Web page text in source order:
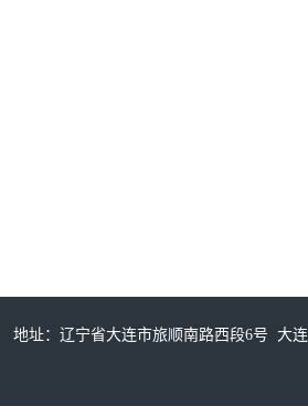
地址：辽宁省大连市旅顺南路西段6号 大